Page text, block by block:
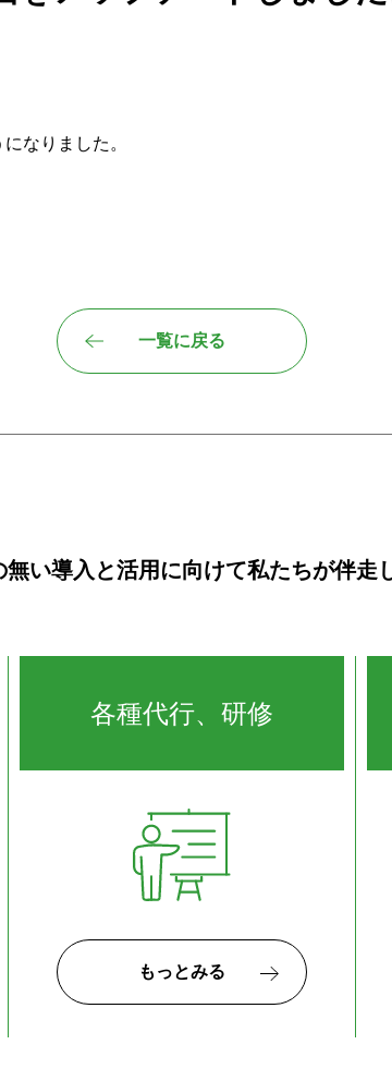
なりました。
一覧に戻る
無い導入と活用に向けて私たちが伴走
各種代行、研修
もっとみる